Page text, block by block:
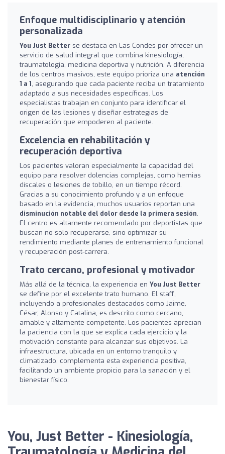
Enfoque multidisciplinario y atención
personalizada
You Just Better se destaca en Las Condes por ofrecer un
servicio de salud integral que combina kinesiología,
traumatología, medicina deportiva y nutrición. A diferencia
de los centros masivos, este equipo prioriza una atención
1 a 1, asegurando que cada paciente reciba un tratamiento
adaptado a sus necesidades específicas. Los
especialistas trabajan en conjunto para identificar el
origen de las lesiones y diseñar estrategias de
recuperación que empoderen al paciente.
Excelencia en rehabilitación y
recuperación deportiva
Los pacientes valoran especialmente la capacidad del
equipo para resolver dolencias complejas, como hernias
discales o lesiones de tobillo, en un tiempo récord.
Gracias a su conocimiento profundo y a un enfoque
basado en la evidencia, muchos usuarios reportan una
disminución notable del dolor desde la primera sesión.
El centro es altamente recomendado por deportistas que
buscan no solo recuperarse, sino optimizar su
rendimiento mediante planes de entrenamiento funcional
y recuperación post-carrera.
Trato cercano, profesional y motivador
Más allá de la técnica, la experiencia en You Just Better
se define por el excelente trato humano. El staff,
incluyendo a profesionales destacados como Jaime,
César, Alonso y Catalina, es descrito como cercano,
amable y altamente competente. Los pacientes aprecian
la paciencia con la que se explica cada ejercicio y la
motivación constante para alcanzar sus objetivos. La
infraestructura, ubicada en un entorno tranquilo y
climatizado, complementa esta experiencia positiva,
facilitando un ambiente propicio para la sanación y el
bienestar físico.
You, Just Better - Kinesiología,